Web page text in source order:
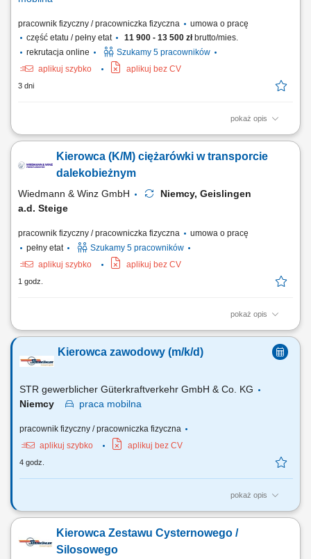
pracownik fizyczny / pracowniczka fizyczna
umowa o pracę
część etatu / pełny etat
11 900 - 13 500 złbrutto/mies.
rekrutacja online
Szukamy 5 pracowników
aplikuj szybko
aplikuj bez CV
3 dni
pokaż opis
Zadania Realizowanie przewozów dystrybucyjnych artykułów
naczepami lub przyczepami w wybranym trybie pracy: rotacyjnym 2:1
bądź w pełnym wymiarze godzin. Prowadzenie zestawów drogowych
Kierowca (K/M) ciężarówki w transporcie
dalekobieżnym
Wiedmann & Winz GmbH
Niemcy, Geislingen
a.d. Steige
pracownik fizyczny / pracowniczka fizyczna
umowa o pracę
pełny etat
Szukamy 5 pracowników
aplikuj szybko
aplikuj bez CV
1 godz.
pokaż opis
Opis stanowiska: Transport towarów i ładunków w ruchu
Odpowiedzialne obchodzenie się z pojazdem i ładunkiem; Kontrola i
przestrzeganie przepisów prawnych oraz standardów jakości; Ostrożne
Kierowca zawodowy (m/k/d)
STR gewerblicher Güterkraftverkehr GmbH & Co. KG
Niemcy
praca mobilna
pracownik fizyczny / pracowniczka fizyczna
aplikuj szybko
aplikuj bez CV
4 godz.
pokaż opis
Twoje obowiązki Przeprowadzanie załadunku i rozładunku;
(silos/cysterna) Utrzymanie pojazdu wewnątrz i na zewnątrz;
Kierowca Zestawu Cysternowego /
Silosowego